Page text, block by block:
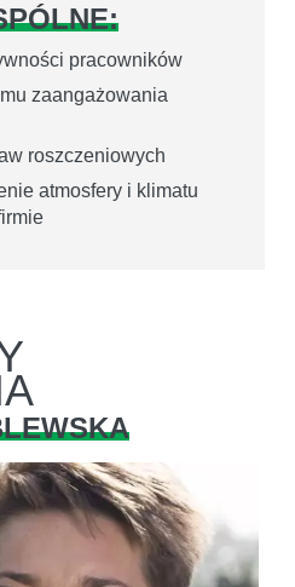
pracowników
zaangażowania
roszczeniowych
atmosfery i klimatu